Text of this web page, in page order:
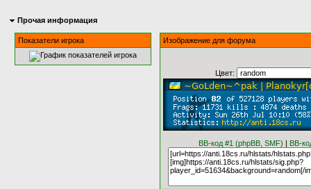
Прочая информация
Показатели игрока Изображение для форума
Цвет:
BB-код #1 (phpBB, SMF) | BB-